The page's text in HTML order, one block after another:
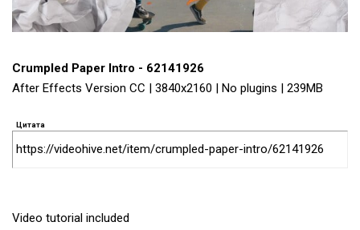
Crumpled Paper Intro - 62141926
After Effects Version CC | 3840x2160 | No plugins | 239MB
Цитата
https://videohive.net/item/crumpled-paper-intro/62141926
Video tutorial included